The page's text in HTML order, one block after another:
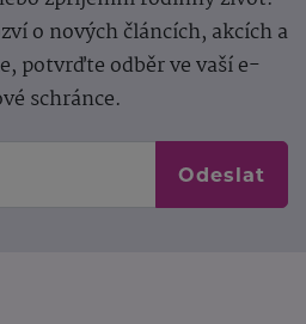
o nových článcích, akcích a
potvrďte odběr ve vaší e-
schránce.
Odeslat